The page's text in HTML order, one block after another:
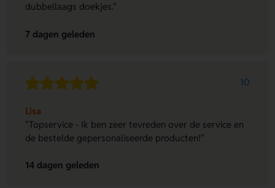
dubbellaags doekjes."
7 dagen geleden
10
Lisa
"Topservice - Ik ben zeer tevreden over de service en
de bestelde gepersonaliseerde producten!"
14 dagen geleden